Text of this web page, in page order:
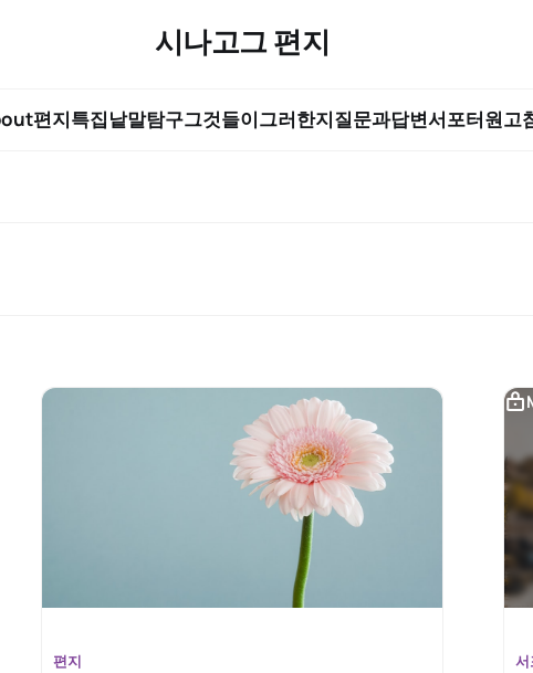
시나고그 편지
편지특집낱말탐구그것들이그러한지질문과답변서포터원고
편지 서